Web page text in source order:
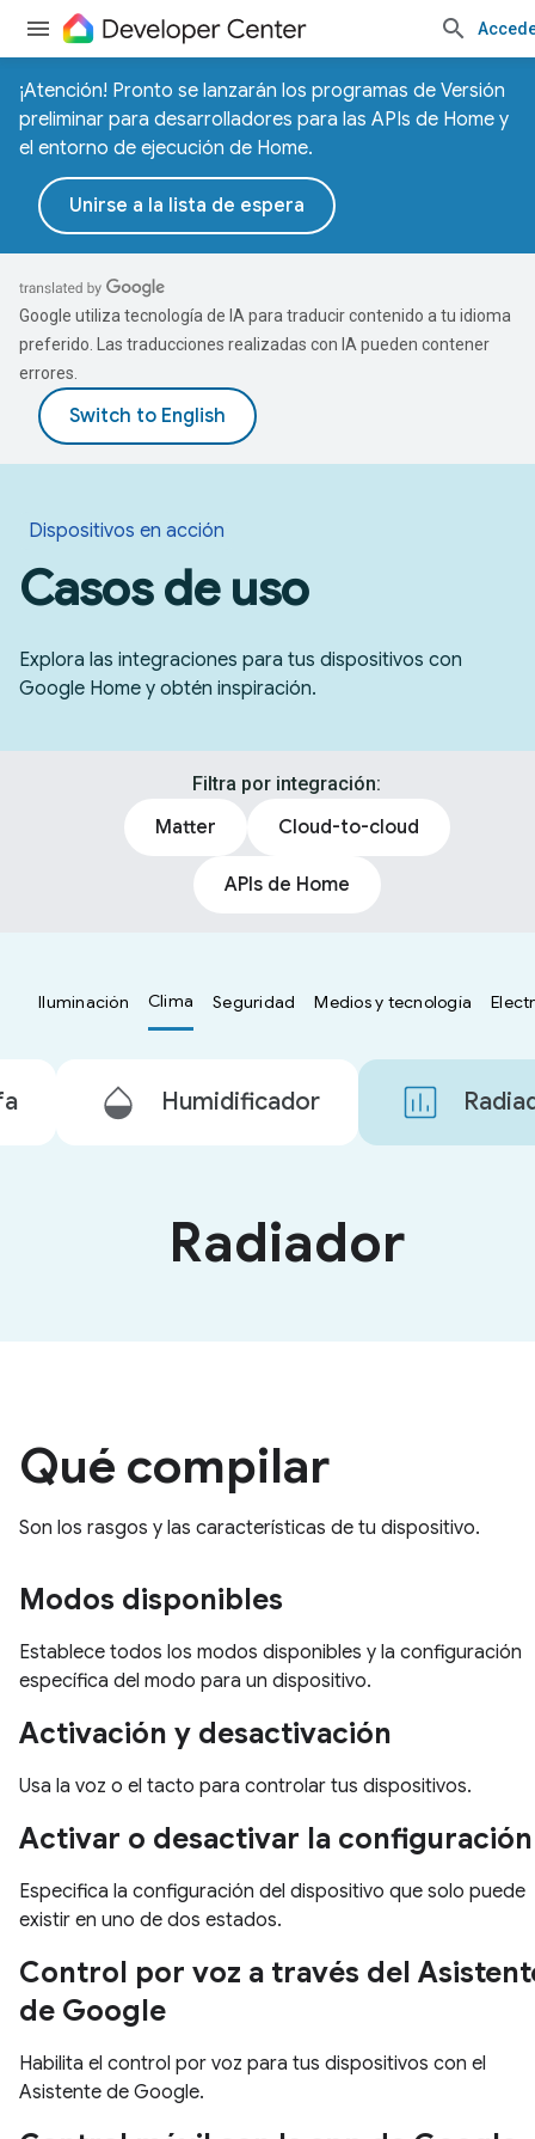
¡Atención! Pronto se lanzarán los programas de Versión
preliminar para desarrolladores para las APIs de Home y
el entorno de ejecución de Home.
Unirse a la lista de espera
Google utiliza tecnología de IA para traducir contenido a tu idioma
preferido. Las traducciones realizadas con IA pueden contener
errores.
Dispositivos en acción
Casos de uso
Explora las integraciones para tus dispositivos con
Google Home y obtén inspiración.